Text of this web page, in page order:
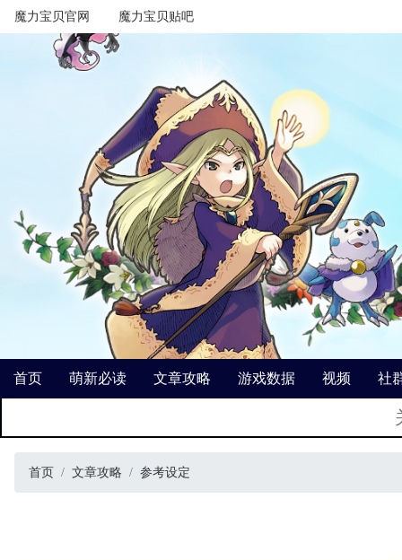
魔力宝贝官网 魔力宝贝贴吧
首页 萌新必读 文章攻略 游戏数据 视频 社
首页 文章攻略 参考设定